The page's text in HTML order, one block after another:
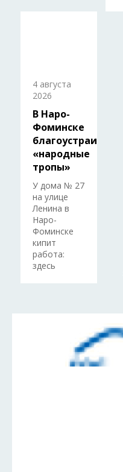
4 августа
2026
В Наро-
Фоминске
благоустраивают
«народные
тропы»
У дома № 27
на улице
Ленина в
Наро-
Фоминске
кипит
работа:
здесь